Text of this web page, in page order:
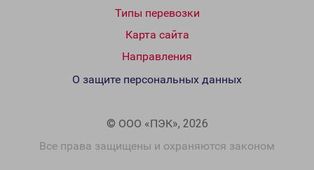
Типы перевозки
Карта сайта
Направления
© ООО «ПЭК», 2026
Все права защищены и охраняются законом
О защите персональных данных